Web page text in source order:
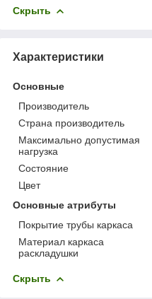
Скрыть
Характеристики
Основные
Производитель
Страна производитель
Максимально допустимая
нагрузка
Состояние
Цвет
Основные атрибуты
Покрытие трубы каркаса
Материал каркаса
раскладушки
Скрыть